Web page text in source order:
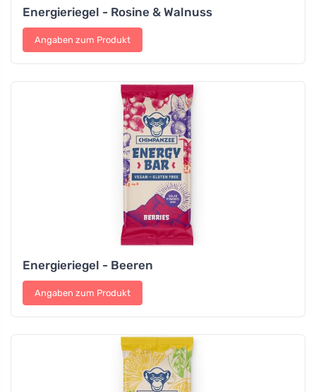
Energieriegel - Rosine & Walnuss
Angaben zum Produkt
Energieriegel - Beeren
Angaben zum Produkt